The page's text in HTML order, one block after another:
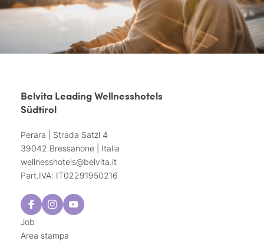
Belvita Leading Wellnesshotels
Südtirol
Perara | Strada Satzl 4
39042 Bressanone | Italia
wellnesshotels@belvita.it
Part.IVA: IT02291950216
Job
Area stampa